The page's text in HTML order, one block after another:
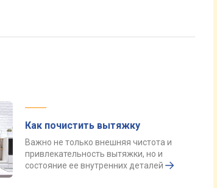
Как почистить вытяжку
Важно не только внешняя чистота и
привлекательность вытяжки, но и
состояние ее внутренних деталей